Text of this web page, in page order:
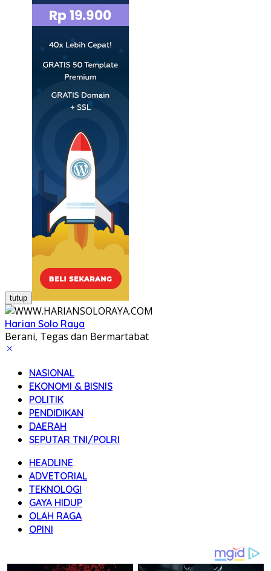
tutup
Harian Solo Raya
Berani, Tegas dan Bermartabat
NASIONAL
EKONOMI & BISNIS
POLITIK
PENDIDIKAN
DAERAH
SEPUTAR TNI/POLRI
HEADLINE
ADVETORIAL
TEKNOLOGI
GAYA HIDUP
OLAH RAGA
OPINI